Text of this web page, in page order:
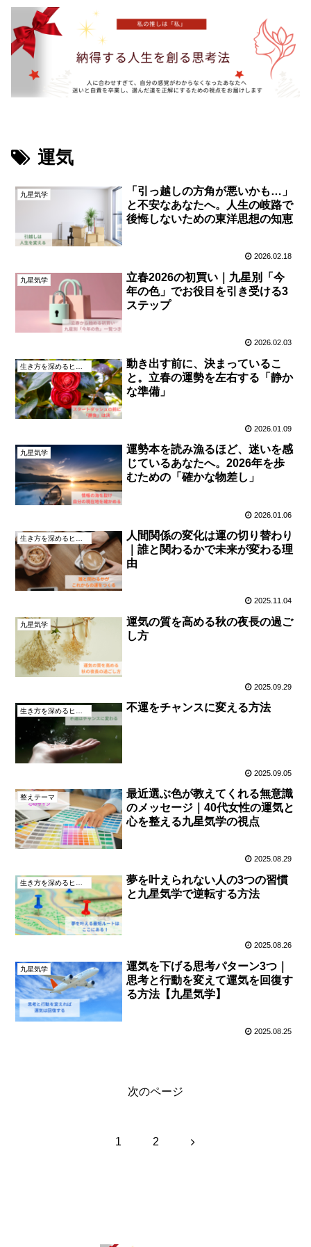
運気
九星気学
「引っ越しの方角が悪いかも…」
と不安なあなたへ。人生の岐路で
後悔しないための東洋思想の知恵
2026.02.18
九星気学
立春2026の初買い｜九星別「今
年の色」でお役目を引き受ける3
ステップ
2026.02.03
動き出す前に、決まっているこ
と。立春の運勢を左右する「静か
な準備」
2026.01.09
九星気学
運勢本を読み漁るほど、迷いを感
じているあなたへ。2026年を歩
むための「確かな物差し」
2026.01.06
生き方を深めるヒント
人間関係の変化は運の切り替わり
｜誰と関わるかで未来が変わる理
由
2025.11.04
九星気学
運気の質を高める秋の夜長の過ご
し方
2025.09.29
不運をチャンスに変える方法
2025.09.05
整えテーマ
最近選ぶ色が教えてくれる無意識
のメッセージ｜40代女性の運気と
心を整える九星気学の視点
2025.08.29
生き方を深めるヒント
夢を叶えられない人の3つの習慣
と九星気学で逆転する方法
2025.08.26
九星気学
運気を下げる思考パターン3つ｜
思考と行動を変えて運気を回復す
る方法【九星気学】
2025.08.25
次のページ
1 2 次